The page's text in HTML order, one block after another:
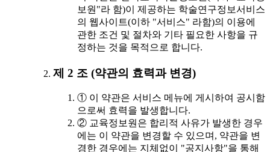
보원"라 함)이 제공하는 학술연구정보서비스
의 웹사이트(이하 "서비스" 라함)의 이용에
관한 조건 및 절차와 기타 필요한 사항을 규
정하는 것을 목적으로 합니다.
제 2 조 (약관의 효력과 변경)
① 이 약관은 서비스 메뉴에 게시하여 공시함
으로써 효력을 발생합니다.
② 교육정보원은 합리적 사유가 발생한 경우
에는 이 약관을 변경할 수 있으며, 약관을 변
경한 경우에는 지체없이 "공지사항"을 통해